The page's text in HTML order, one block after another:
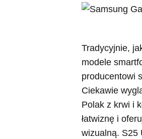
Tradycyjnie,
modele
producentowi
Ciekawie
Polak z krwi i
łatwiznę i
wizualną. S25